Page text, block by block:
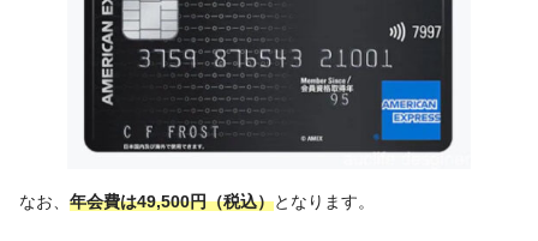
なお、 年会費は49,500円（税込）となります。